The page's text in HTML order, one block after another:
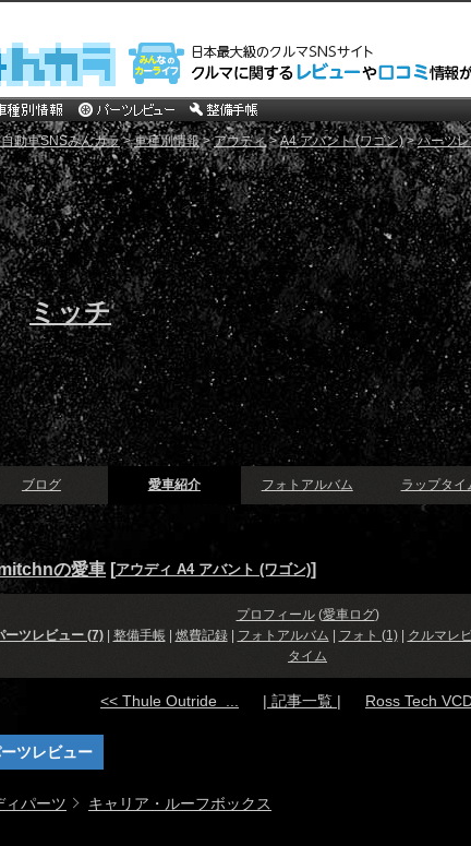
動車SNSみんカラ>車種別情報>アウディ>A4 アバント (ワゴン)>パーツ
ミッチ
ブログ 愛車紹介 フォトアルバム ラップタイ
の愛車 [アウディ A4 アバント (ワゴン)]
プロフィール(愛車ログ)
ーツレビュー (7)| 整備手帳| 燃費記録| フォトアルバム フォト (1)| クルマレ
タイム
<< Thule Outride ... | 記事一覧 | Ross Tech
ツレビュー
ィパーツ キャリア・ルーフボックス